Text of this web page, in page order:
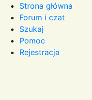
Strona główna
Forum i czat
Szukaj
Pomoc
Rejestracja